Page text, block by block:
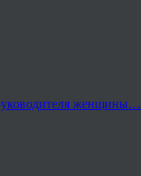
женщины…